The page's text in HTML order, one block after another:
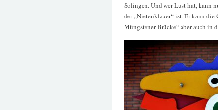
Solingen. Und wer Lust hat, kann
der „Nietenklauer“ ist. Er kann die
Müngstener Brücke“ aber auch in